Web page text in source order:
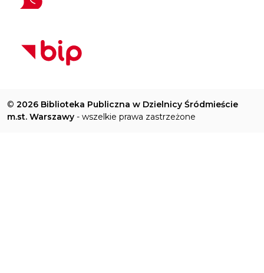
© 2026 Biblioteka Publiczna w Dzielnicy Śródmieście
m.st. Warszawy - wszelkie prawa zastrzeżone